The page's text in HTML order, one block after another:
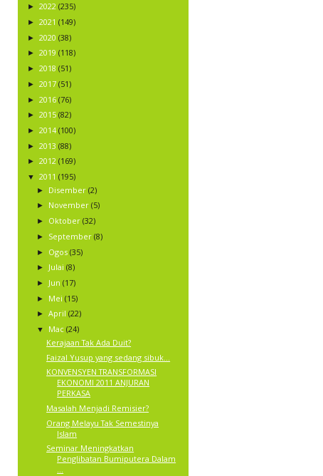
► 2022 (235)
► 2021 (149)
► 2020 (38)
► 2019 (118)
► 2018 (51)
► 2017 (51)
► 2016 (76)
► 2015 (82)
► 2014 (100)
► 2013 (88)
► 2012 (169)
▼ 2011 (195)
► Disember (2)
► November (5)
► Oktober (32)
► September (8)
► Ogos (35)
► Julai (8)
► Jun (17)
► Mei (15)
► April (22)
▼ Mac (24)
Kerajaan Tak Ada Duit?
Faizal Yusup yang sedang sibuk...
KONVENSYEN TRANSFORMASI
EKONOMI 2011 ANJURAN
PERKASA
Masalah Menjadi Remisier?
Orang Melayu Tak Semestinya
Islam
Seminar Meningkatkan
Penglibatan Bumiputera Dalam
...